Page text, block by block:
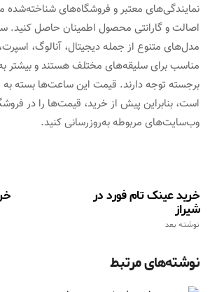
نمایندگی‌های معتبر و فروشگاه‌های شناخته‌شده
اصالت و گارانتی محصول اطمینان حاصل کنید.
مدل‌های متنوع از جمله دیجیتال، آنالوگ،
مناسب برای سلیقه‌های مختلف هستند و بیشتر
برجسته توجه دارند. قیمت این ساعت‌ها بسته
است، بنابراین پیش از خرید، قیمت‌ها را در
وب‌سایت‌های مربوطه به‌روزرسانی کنید.
خرید عینک تام فورد در
شیراز
نوشته بعد
نوشته‌های مرتبط